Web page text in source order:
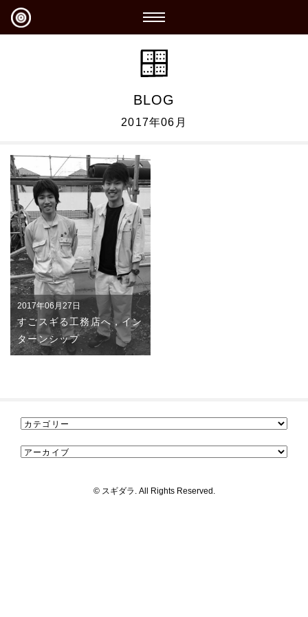
BLOG
2017年06月
© スギダラ. All Rights Reserved.
2017年06月27日
すごスギる工務店へ，イン
ターンシップ